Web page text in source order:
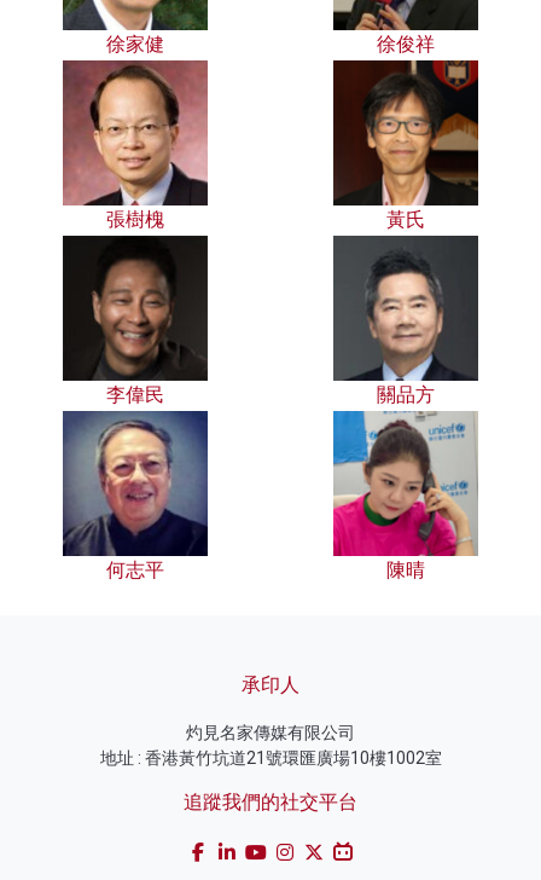
徐家健 徐俊祥
張樹槐 黃氏
李偉民 關品方
何志平 陳晴
承印人
灼見名家傳媒有限公司
地址 : 香港黃竹坑道21號環匯廣場10樓1002室
追蹤我們的社交平台